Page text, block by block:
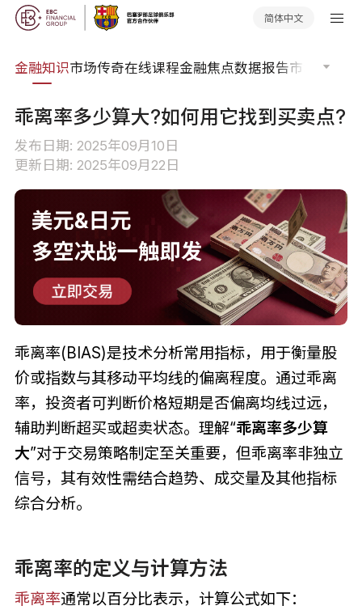
简体中文
金融知识市场传奇在线课程金融焦点数据报告市场分析
乖离率多少算大?如何用它找到买卖点?
发布日期: 2025年09月10日
更新日期: 2025年09月22日
乖离率(BIAS)是技术分析常用指标，用于衡量股
价或指数与其移动平均线的偏离程度。通过乖离
率，投资者可判断价格短期是否偏离均线过远，
辅助判断超买或超卖状态。理解“乖离率多少算
大”对于交易策略制定至关重要，但乖离率非独立
信号，其有效性需结合趋势、成交量及其他指标
综合分析。
乖离率的定义与计算方法
乖离率通常以百分比表示，计算公式如下：